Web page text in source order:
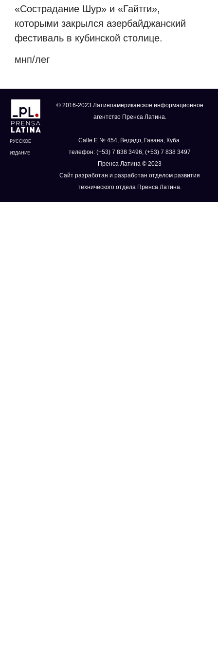
«Сострадание Шур» и «Гайтги»,
которыми закрылся азербайджанский
фестиваль в кубинской столице.
мнп/лег
РУССКОЕ
ИЗДАНИЕ
© 2016-2023 Латиноамериканское информационное
агентство Пренса Латина.
Calle E № 454, Ведадо, Гавана, Куба.
телефон: (+53) 7 838 3496, (+53) 7 838 3497
Пренса Латина © 2023
Сайт разработан и разработан отделом развития
технического отдела Пренса Латина.